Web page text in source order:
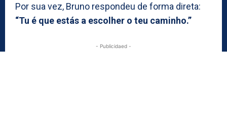
Por sua vez, Bruno respondeu de forma direta:
“Tu é que estás a escolher o teu caminho.”
- Publicidaed -